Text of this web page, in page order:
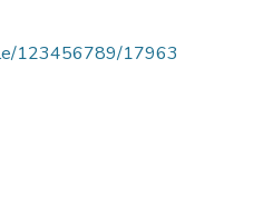
123456789/17963